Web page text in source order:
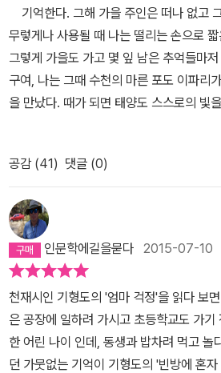
기억한다. 그해 가을 주인은 떠나 없고
무렇게나 사용될 때 나는 떨리는 손으로
그렇게 가을도 가고 몇 잎 남은 추억들마
구여, 나는 그때 수천의 마른 포도 이파리
을 만났다. 때가 되면 태양도 스스로의 빛
서로를 지배하는 각자의 꿈이 되었네. 그
떠나지 못했다. (｢포도밭 묘지․1｣)
공감 (41) 댓글 (0)
인문학에길을묻다 2015-07-10
천재시인 기형도의 '엄마 걱정'을 읽다 보
은 공장에 일하려 가시고 초등학교도 가
한 어린 나이 인데, 동생과 밥차려 먹고 놀
던 가뭇없는 기억이 기형도의 '빈방에 혼